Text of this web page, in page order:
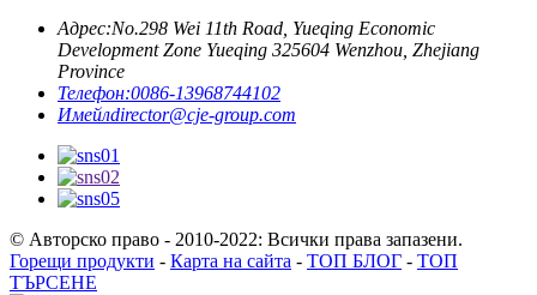
Адрес:No.298 Wei 11th Road, Yueqing Economic
Development Zone Yueqing 325604 Wenzhou, Zhejiang
Province
Телефон:0086-13968744102
Имейлdirector@cje-group.com
© Авторско право - 2010-2022: Всички права запазени.
Горещи продукти - Карта на сайта - ТОП БЛОГ - ТОП
ТЪРСЕНЕ